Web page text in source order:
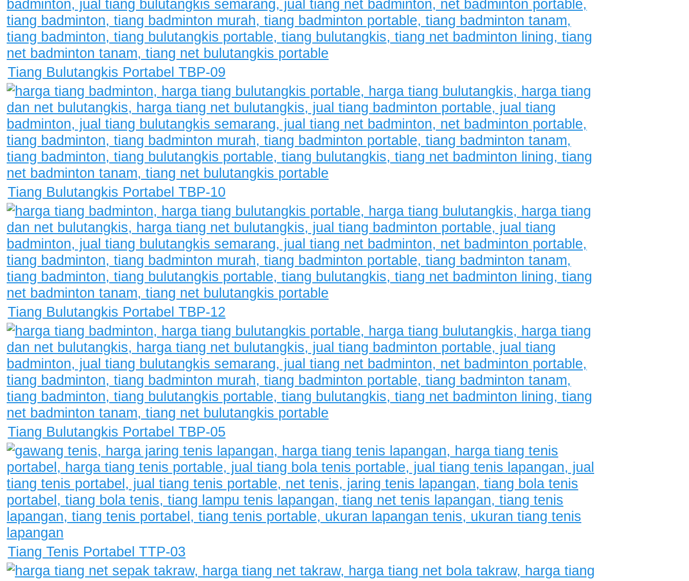
Tiang Bulutangkis Portabel TBP-09
Tiang Bulutangkis Portabel TBP-10
Tiang Bulutangkis Portabel TBP-12
Tiang Bulutangkis Portabel TBP-05
Tiang Tenis Portabel TTP-03